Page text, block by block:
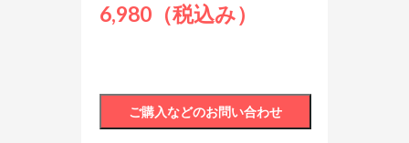
6,980（税込み）